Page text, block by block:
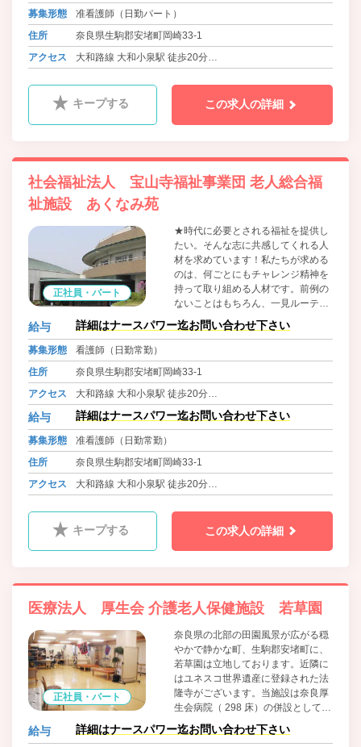
るむな。くじけるな。あきらめる
な」というメッセージを贈りたい。
自分たちの理念を信じ、理念に照ら
して自分たちが正しいと思えること
だくことを望んでいます。
募集形態
准看護師（日勤パート）
住所
奈良県生駒郡安堵町岡崎33-1
アクセス
大和路線 大和小泉駅 徒歩20分
キープする この求人の詳細
社会福祉法人 宝山寺福祉事業団 老人総合福
祉施設 あくなみ苑
正社員・パート
★時代に必要とされる福祉を提供し
たい。そんな志に共感してくれる人
材を求めています！私たちが求める
のは、何ごとにもチャレンジ精神を
持って取り組める人材です。前例の
ないことはもちろん、一見ルーティ
ンワークのように見える日々の活動
にも、発見・挑戦という志を持って
なさんに最初から高いスキルは求め
ていません。それよりも、溢れるエ
ネルギーを活かして活躍してもらい
たいと思っています。新たな環境に
一歩踏み出すことはとても勇気がい
るでしょうが、私はみなさんに「ひ
な」というメッセージを贈りたい。
自分たちの理念を信じ、理念に照ら
して自分たちが正しいと思えること
だくことを望んでいます。
給与 詳細はナースパワー迄お問い合わせ下さい
募集形態
看護師（日勤常勤）
住所
奈良県生駒郡安堵町岡崎33-1
アクセス
大和路線 大和小泉駅 徒歩20分
近鉄橿原線 平端駅 徒歩20分
給与 詳細はナースパワー迄お問い合わせ下さい
募集形態
准看護師（日勤常勤）
住所
奈良県生駒郡安堵町岡崎33-1
アクセス
大和路線 大和小泉駅 徒歩20分
キープする この求人の詳細
医療法人 厚生会 介護老人保健施設 若草園
正社員・パート
奈良県の北部の田園風景が広がる穏
やかで静かな町、生駒郡安堵町に、
若草園は立地しております。近隣に
はユネスコ世界遺産に登録された法
隆寺がございます。当施設は奈良厚
生会病院（ 298 床）の併設として平
成３年２月に開設致しました。 専門
職のプロとして力量を発揮できるよ
給与 詳細はナースパワー迄お問い合わせ下さい